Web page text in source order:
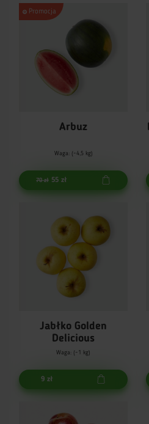
Promocja
Arbuz
Waga: (~4,5 kg)
70 zł 55 zł
Jabłko Golden
Delicious
Waga: (~1 kg)
9 zł